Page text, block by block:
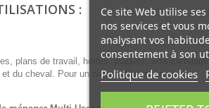
:
plans de travail, hottes, plaques, sols
du cheval. Pour un beau pelage soyeux.
Ce site Web utilise
nos services et vous
analysant vos
consentement à son
Politique de cookies